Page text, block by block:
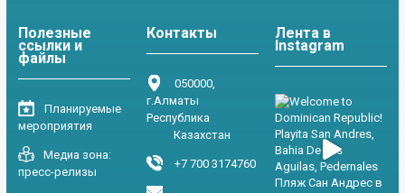
Полезные
ссылки и
файлы
Планируемые
мероприятия
Медиа зона:
пресс-релизы
Контакты
050000,
г.Алматы
Республика
Казахстан
+7 700 3174760
Лента в
Instagram